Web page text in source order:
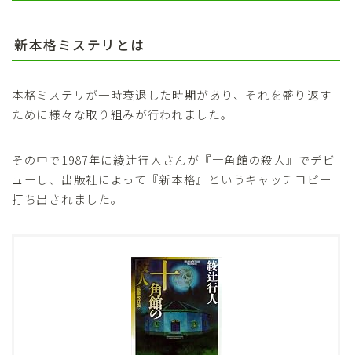
新本格ミステリとは
本格ミステリが一時衰退した時期があり、それを盛り返す
ために様々な取り組みが行われました。
その中で1987年に綾辻行人さんが『十角館の殺人』でデビ
ューし、出版社によって『新本格』というキャッチコピー
打ち出されました。